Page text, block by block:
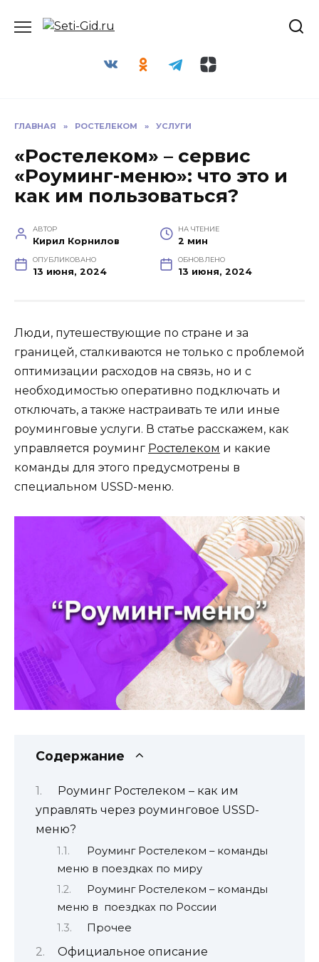
ГЛАВНАЯ » РОСТЕЛЕКОМ » УСЛУГИ
«Ростелеком» – сервис
«Роуминг-меню»: что это и
как им пользоваться?
АВТОР
Кирил Корнилов
НА ЧТЕНИЕ
2 мин
ОПУБЛИКОВАНО
13 июня, 2024
ОБНОВЛЕНО
13 июня, 2024
Люди, путешествующие по стране и за
границей, сталкиваются не только с проблемой
оптимизации расходов на связь, но и с
необходимостью оперативно подключать и
отключать, а также настраивать те или иные
роуминговые услуги. В статье расскажем, как
управляется роуминг Ростелеком и какие
команды для этого предусмотрены в
специальном USSD-меню.
Содержание
Роуминг Ростелеком – как им
управлять через роуминговое USSD-
меню?
Роуминг Ростелеком – команды
меню в поездках по миру
Роуминг Ростелеком – команды
меню в поездках по России
Прочее
Официальное описание